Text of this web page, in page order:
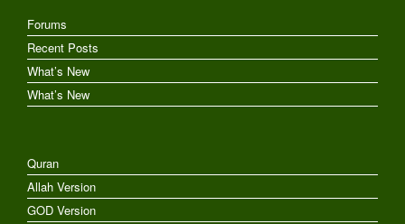
Forums
Recent Posts
What’s New
What’s New
Quran
Allah Version
GOD Version